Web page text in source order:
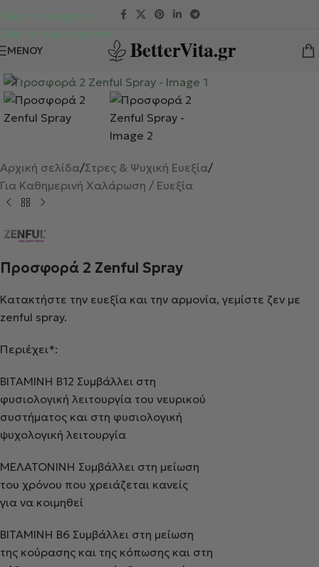
Skip to navigation
Skip to main content
ΜΕΝΟΎ
Κλικ για μεγέθυνση
Αρχική σελίδα/Στρες & Ψυχική Ευεξία/
Για Καθημερινή Χαλάρωση / Ευεξία
Προσφορά 2 Zenful Spray
Κατακτήστε την ευεξία και την αρμονία, γεμίστε ζεν με
zenful spray.
Περιέχει*:
ΒΙΤΑΜΙΝΗ Β12 Συμβάλλει στη
φυσιολογική λειτουργία του νευρικού
συστήματος και στη φυσιολογική
ψυχολογική λειτουργία
ΜΕΛΑΤΟΝΙΝΗ Συμβάλλει στη μείωση
του χρόνου που χρειάζεται κανείς
για να κοιμηθεί
ΒΙΤΑΜΙΝΗ Β6 Συμβάλλει στη μείωση
της κούρασης και της κόπωσης και στη